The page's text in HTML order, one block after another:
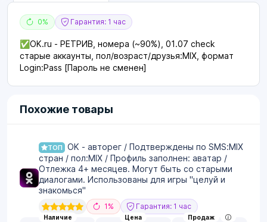
0% Гарантия: 1 час
✅OK.ru - РЕТРИВ, номера (~90%), 01.07 check
cтарые аккаунты, пол/возраст/друзья:MIX, формат
Login:Pass [Пароль не сменен]
Похожие товары
ТОП
OK - авторег / Подтверждены по SMS:MIX
стран / пол:MIX / Профиль заполнен: аватар /
Отлежка 4+ месяцев. Могут быть со старыми
диалогами. Использованы для игры "целуй и
знакомься"
1% Гарантия: 1 час
Наличие Цена Продаж